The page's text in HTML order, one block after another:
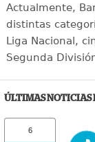
Actualmente,
distintas
Liga Nacional,
Segunda
ÚLTIMAS NOTICIAS
6